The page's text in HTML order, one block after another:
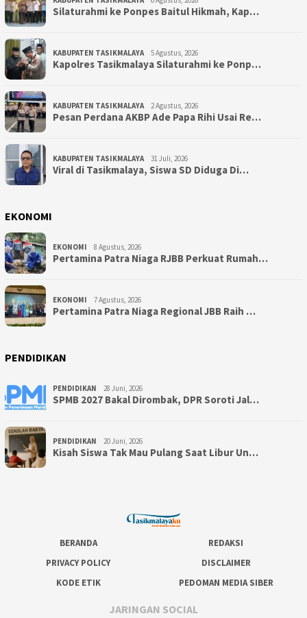
Silaturahmi ke Ponpes Baitul Hikmah, Kap…
KABUPATEN TASIKMALAYA 5 Agustus, 2026
Kapolres Tasikmalaya Silaturahmi ke Ponp…
KABUPATEN TASIKMALAYA 2 Agustus, 2026
Pesan Perdana AKBP Ade Papa Rihi Usai Re…
KABUPATEN TASIKMALAYA 31 Juli, 2026
Viral di Tasikmalaya, Siswa SD Diduga Di…
EKONOMI
EKONOMI 8 Agustus, 2026
Pertamina Patra Niaga RJBB Perkuat Rumah…
EKONOMI 7 Agustus, 2026
Pertamina Patra Niaga Regional JBB Raih …
PENDIDIKAN
PENDIDIKAN 28 Juni, 2026
SPMB 2027 Bakal Dirombak, DPR Soroti Jal…
PENDIDIKAN 20 Juni, 2026
Kisah Siswa Tak Mau Pulang Saat Libur Un…
BERANDA
REDAKSI
PRIVACY POLICY
DISCLAIMER
KODE ETIK
PEDOMAN MEDIA SIBER
JARINGAN SOCIAL